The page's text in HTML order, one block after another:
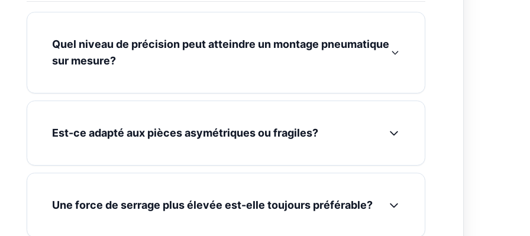
Quel niveau de précision peut atteindre un montage pneumatique
sur mesure?
Est-ce adapté aux pièces asymétriques ou fragiles?
Une force de serrage plus élevée est-elle toujours préférable?